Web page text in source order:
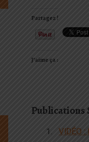
Partagez !
J’aime ça :
Publications
VIDÉO :